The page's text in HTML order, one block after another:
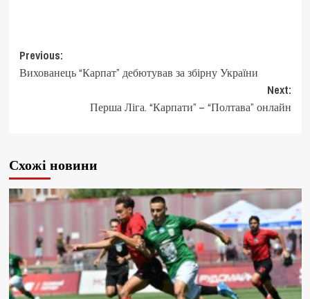
Post
navigation
Previous:
Вихованець “Карпат” дебютував за збірну України
Next:
Перша Ліга. “Карпати” – “Полтава” онлайн
Схожі новини